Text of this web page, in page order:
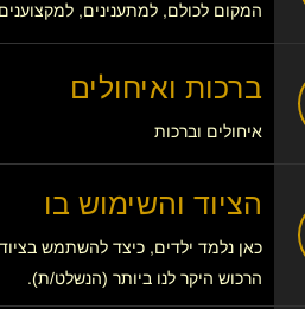
המקום לכולם, למתענינים,
ברכות ואיחולים
איחולים וברכות
הציוד והשימוש בו
כאן נלמד ילדים, כיצד להשתמש בציוד
הרכוש היקר לנו ביותר (הנשלט/ת).